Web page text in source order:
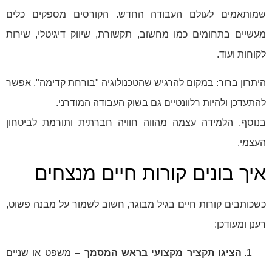
שמותאמים לעולם העבודה החדש. הקורסים מספקים כלים
מעשיים בתחומים כמו מחשוב, תקשורת, שיווק דיגיטלי, שירות
לקוחות ועוד.
היתרון ברור: במקום להרגיש שהטכנולוגיה "בורחת קדימה", אפשר
להתעדכן ולהיות רלוונטיים גם בשוק העבודה המודרני.
בנוסף, הלמידה עצמה מהווה חוויה חברתית ותורמת לביטחון
העצמי.
איך בונים קורות חיים מנצחים
כשכותבים קורות חיים בגיל מבוגר, חשוב לשמור על מבנה פשוט,
רענן ומעודכן:
הציגו תקציר מקצועי בראש המסמך – משפט או שניים